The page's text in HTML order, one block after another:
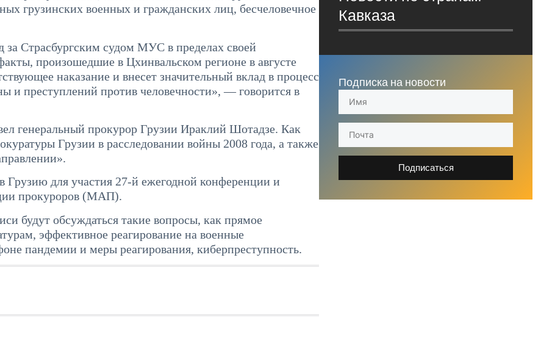
грузинских военных и гражданских лиц, бесчеловечное
за Страсбургским судом МУС в пределах своей
произошедшие в Цхинвальском регионе в августе
наказание и внесет значительный вклад в процесс
и преступлений против человечности», — говорится в
генеральный прокурор Грузии Ираклий Шотадзе. Как
Грузии в расследовании войны 2008 года, а также
для участия 27-й ежегодной конференции и
прокуроров (МАП).
будут обсуждаться такие вопросы, как прямое
эффективное реагирование на военные
пандемии и меры реагирования, киберпреступность.
Кавказа
Подписка на новости
Подписаться